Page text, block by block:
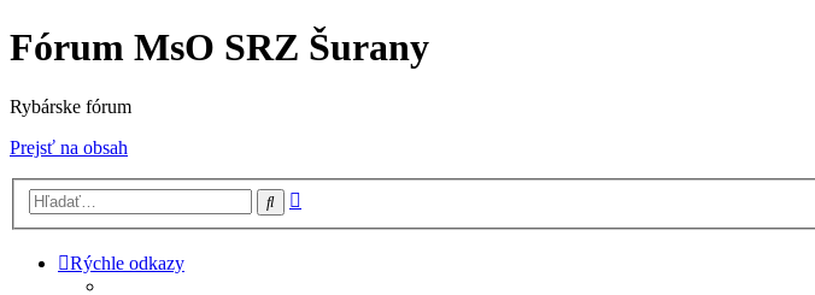
Fórum MsO SRZ Šurany
Rybárske fórum
Prejsť na obsah
Hľadať
Rýchle odkazy